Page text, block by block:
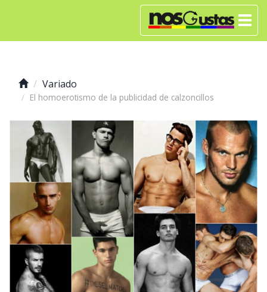
Variado
El homoerotismo de la publicidad de calzoncillos